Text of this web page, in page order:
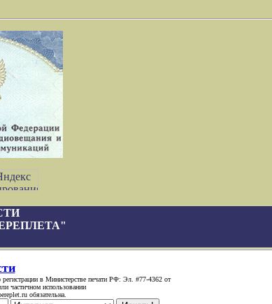
регистрации в Министерстве печати РФ: Эл. #77-4362 от
частичном использовании
обязательна.